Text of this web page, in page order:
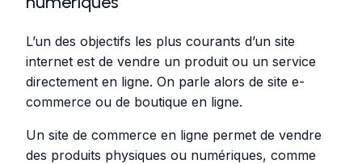
L’un des objectifs les plus courants d’un site
internet est de vendre un produit ou un service
directement en ligne. On parle alors de site e-
commerce ou de boutique en ligne.
Un site de commerce en ligne permet de vendre
des produits physiques ou numériques, comme